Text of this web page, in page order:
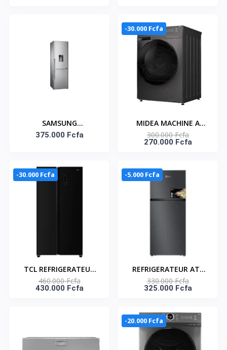
SAMSUNG
RÉFRIGÉRATEUR
303 LITRES NET
375.000 Fcfa
-30.000 Fcfa
MIDEA MACHINE A
LAVER 12KG
CHARGEMENT
MF200W120WB/T
300.000 Fcfa
270.000 Fcfa
-30.000 Fcfa
TCL REFRIGERATEUR
AMERICAIN DEUX
PORTES NOIR-MIROIR
460.000 Fcfa
430.000 Fcfa
-5.000 Fcfa
REFRIGERATEUR ATL
TOTAL NO FROST 02
BATTANTS / 465 L /
330.000 Fcfa
325.000 Fcfa
-20.000 Fcfa